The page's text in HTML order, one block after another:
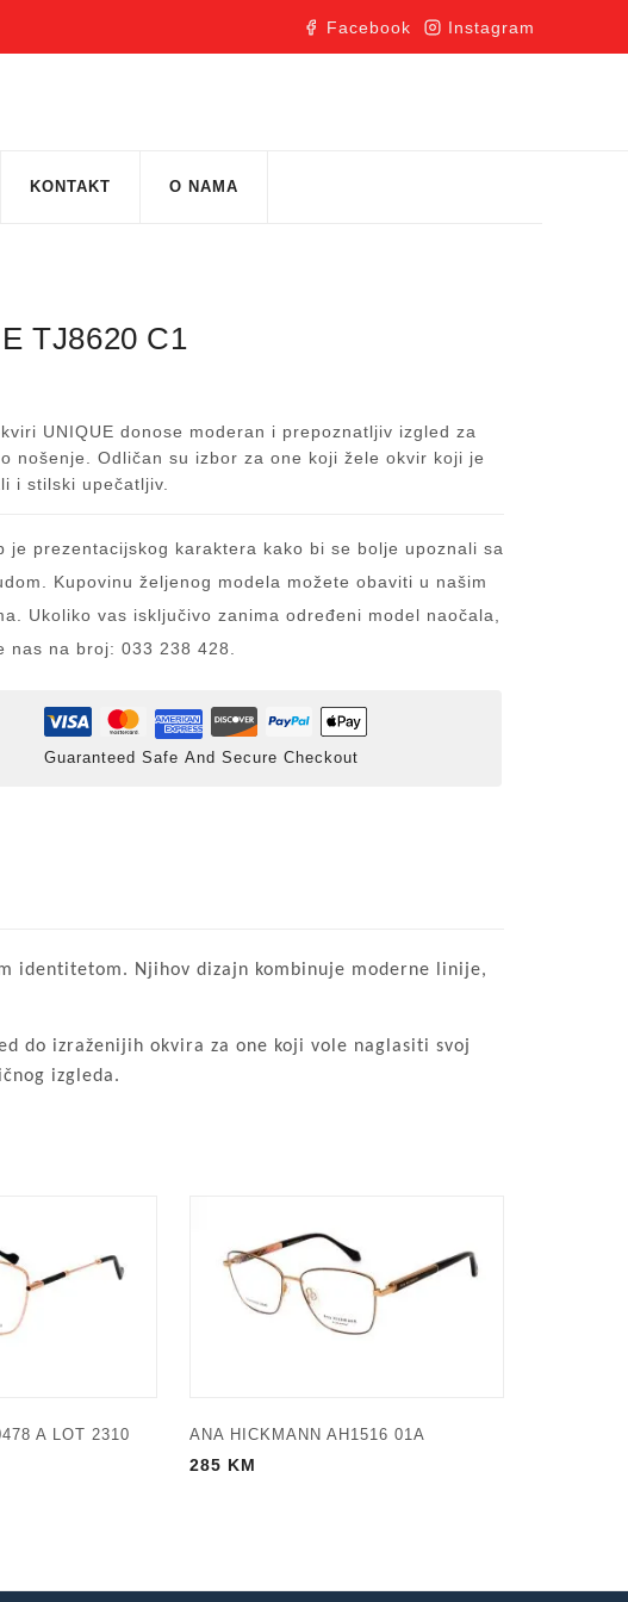
Facebook Instagram
KONTAKT O NAMA
TJ8620 C1
UNIQUE donose moderan i prepoznatljiv izgled za
nošenje. Odličan su izbor za one koji žele okvir koji je
i stilski upečatljiv.
je prezentacijskog karaktera kako bi se bolje upoznali sa
Kupovinu željenog modela možete obaviti u našim
Ukoliko vas isključivo zanima određeni model naočala,
nas na broj: 033 238 428.
Guaranteed Safe And Secure Checkout
identitetom. Njihov dizajn kombinuje moderne linije,
do izraženijih okvira za one koji vole naglasiti svoj
izgleda.
A LOT 2310 ANA HICKMANN AH1516 01A
285 KM